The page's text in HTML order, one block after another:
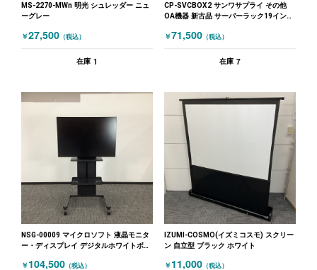
MS-2270-MWn 明光 シュレッダー ニュ
ーグレー
￥27,500 （税込）
在庫 1
CP-SVCBOX2 サンワサプライ その他
OA機器 新古品 サーバーラック19インチ
￥71,500 （税込）
在庫 7
NSG-00009 マイクロソフト 液晶モニタ
ー・ディスプレイ デジタルホワイトボー
￥ 104,500 （税込）
IZUMI-COSMO(イズミコスモ) スクリー
ン 自立型 ブラック ホワイト
￥ 11,000 （税込）